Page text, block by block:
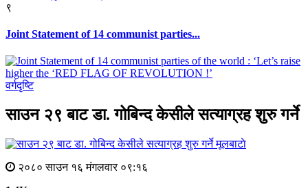
९
Joint Statement of 14 communist parties...
वर्गदृष्टि
साउन २९ बाट डा. गोबिन्द केसीले सत्याग्रह शुरु गर्ने
मूलबाटाे
२०८० साउन १६ मंगलवार ०९:१६